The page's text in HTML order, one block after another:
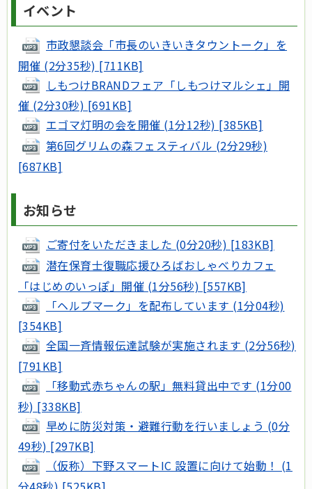
イベント
市政懇談会「市長のいきいきタウントーク」を
開催 (2分35秒) [711KB]
しもつけBRANDフェア「しもつけマルシェ」開
催 (2分30秒) [691KB]
エゴマ灯明の会を開催 (1分12秒) [385KB]
第6回グリムの森フェスティバル (2分29秒)
[687KB]
お知らせ
ご寄付をいただきました (0分20秒) [183KB]
潜在保育士復職応援ひろばおしゃべりカフェ
「はじめのいっぽ」開催 (1分56秒) [557KB]
「ヘルプマーク」を配布しています (1分04秒)
[354KB]
全国一斉情報伝達試験が実施されます (2分56秒)
[791KB]
「移動式赤ちゃんの駅」無料貸出中です (1分00
秒) [338KB]
早めに防災対策・避難行動を行いましょう (0分
49秒) [297KB]
（仮称）下野スマートIC 設置に向けて始動！ (1